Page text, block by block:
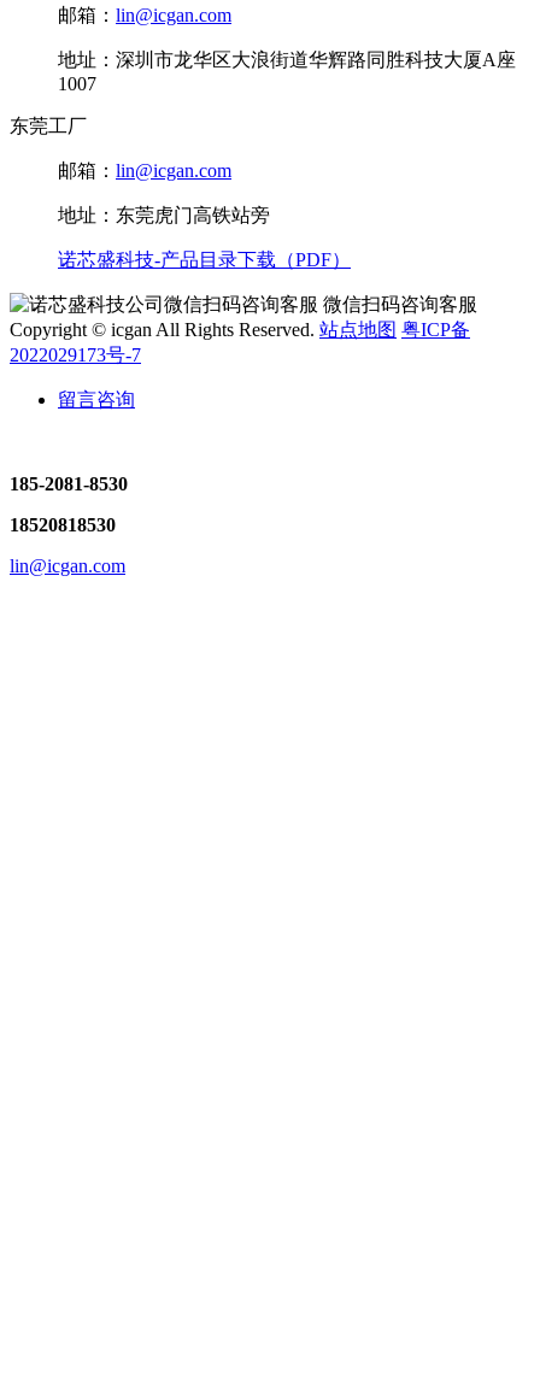
邮箱： lin@icgan.com
地址：深圳市龙华区大浪街道华辉路同胜科技大厦A座
1007
东莞工厂
邮箱： lin@icgan.com
地址：东莞虎门高铁站旁
诺芯盛科技-产品目录下载（PDF）
微信扫码咨询客服
Copyright © icgan All Rights Reserved. 站点地图 粤ICP备
2022029173号-7
留言咨询
185-2081-8530
18520818530
lin@icgan.com